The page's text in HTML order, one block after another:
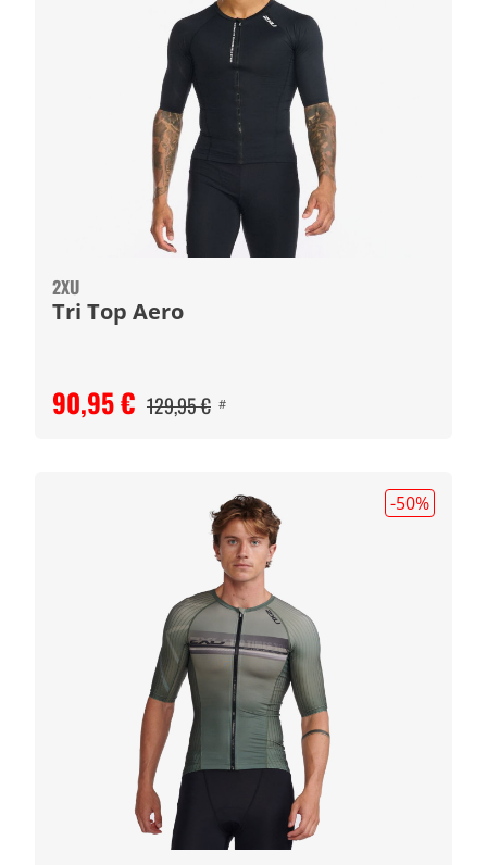
2XU
Tri Top Aero
90,95 € 129,95 € #
-50%